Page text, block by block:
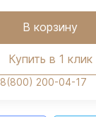
В корзину
Купить в 1 клик
8(800) 200-04-17